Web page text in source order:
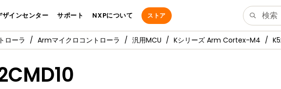
ザインセンター サポート NXPについて ストア
ローラ Armマイクロコントローラ 汎用MCU Kシリーズ Arm Cortex-M4